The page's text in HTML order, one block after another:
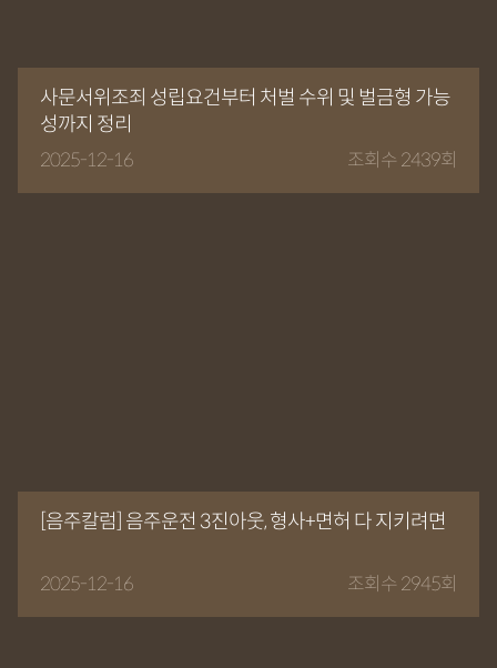
사문서위조죄 성립요건부터 처벌 수위 및 벌금형 가능
성까지 정리
2025-12-16 조회수 2439회
[음주칼럼] 음주운전 3진아웃, 형사+면허 다 지키려면
2025-12-16 조회수 2945회